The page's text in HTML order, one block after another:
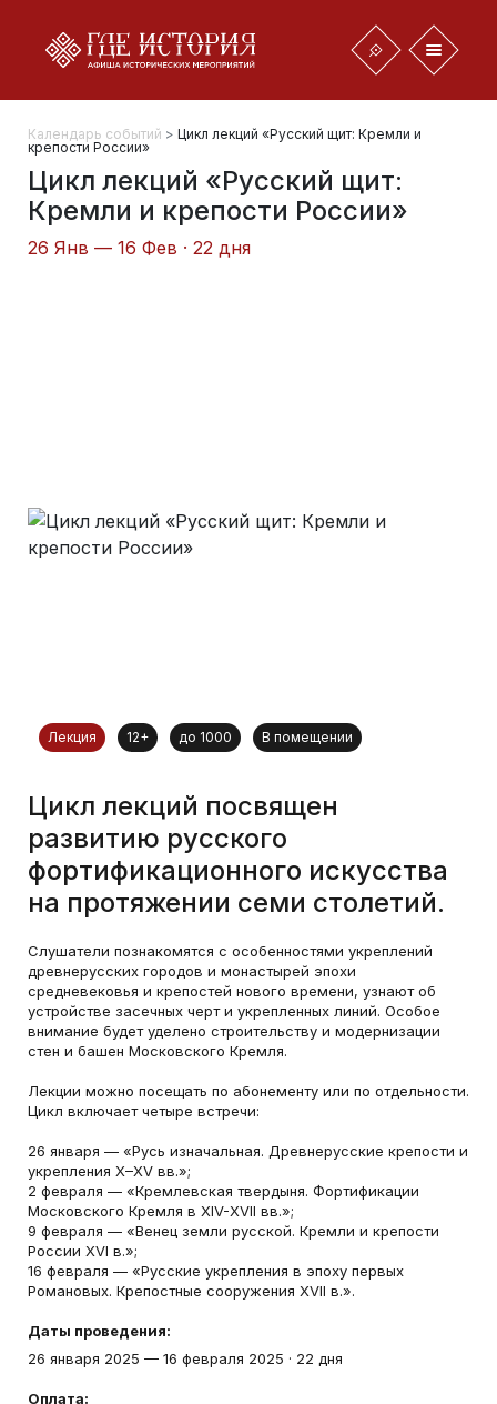
Календарь событий > Цикл лекций «Русский щит: Кремли и
крепости России»
Цикл лекций «Русский щит:
Кремли и крепости России»
26 Янв — 16 Фев · 22 дня
Лекция 12+ до 1000 В помещении
Цикл лекций посвящен
развитию русского
фортификационного искусства
на протяжении семи столетий.
Слушатели познакомятся с особенностями укреплений
древнерусских городов и монастырей эпохи
средневековья и крепостей нового времени, узнают об
устройстве засечных черт и укрепленных линий. Особое
внимание будет уделено строительству и модернизации
стен и башен Московского Кремля.
Лекции можно посещать по абонементу или по отдельности.
Цикл включает четыре встречи:
26 января — «Русь изначальная. Древнерусские крепости и
укрепления X–XV вв.»;
2 февраля — «Кремлевская твердыня. Фортификации
Московского Кремля в XIV-XVII вв.»;
9 февраля — «Венец земли русской. Кремли и крепости
России XVI в.»;
16 февраля — «Русские укрепления в эпоху первых
Романовых. Крепостные сооружения XVII в.».
Даты проведения:
26 января 2025 — 16 февраля 2025 · 22 дня
Оплата: